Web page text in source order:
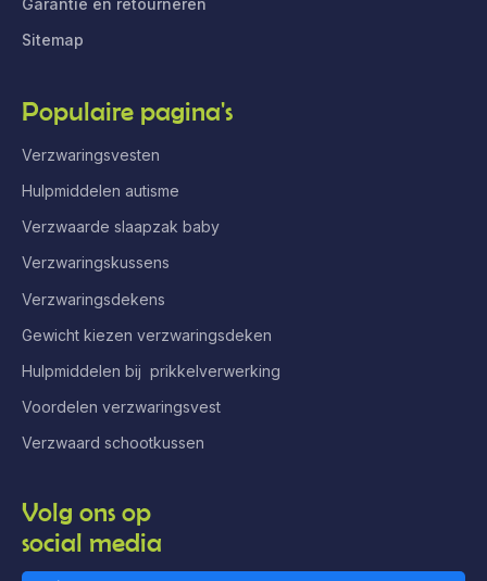
Sitemap
Populaire pagina's
Verzwaringsvesten
Hulpmiddelen autisme
Verzwaarde slaapzak baby
Verzwaringskussens
Verzwaringsdekens
Gewicht kiezen verzwaringsdeken
Hulpmiddelen bij prikkelverwerking
Voordelen verzwaringsvest
Verzwaard schootkussen
Volg ons op
social media